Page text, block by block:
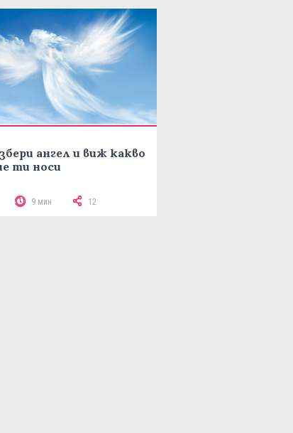
ангел и виж какво
ти носи
9 мин 12